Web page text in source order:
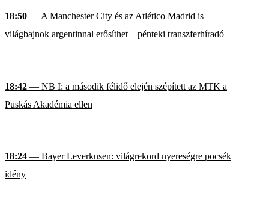
18:50 — A Manchester City és az Atlético Madrid is
világbajnok argentinnal erősíthet – pénteki transzferhíradó
18:42 — NB I: a második félidő elején szépített az MTK a
Puskás Akadémia ellen
18:24 — Bayer Leverkusen: világrekord nyereségre pocsék
idény